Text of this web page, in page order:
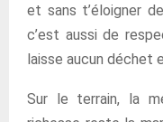
et sans t’éloigner
c’est aussi de
laisse aucun déchet
Sur le terrain, la